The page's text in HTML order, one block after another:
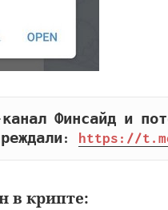
Финсайд и
https://
в крипте: